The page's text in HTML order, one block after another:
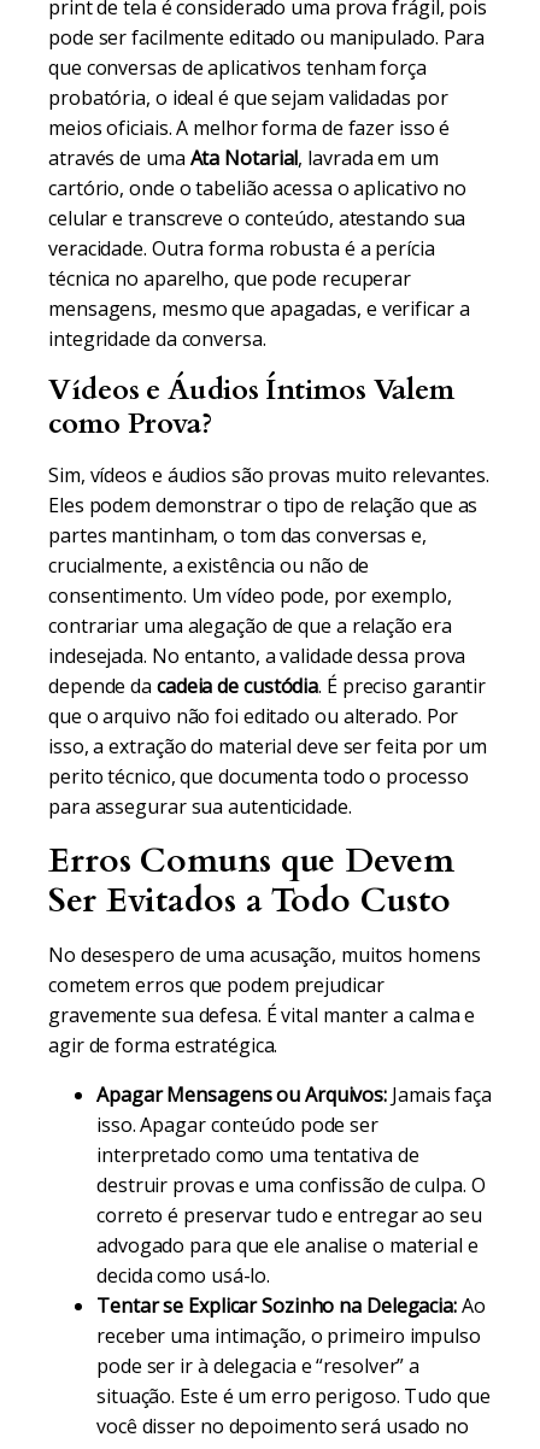
print de tela é considerado uma prova frágil, pois
pode ser facilmente editado ou manipulado. Para
que conversas de aplicativos tenham força
probatória, o ideal é que sejam validadas por
meios oficiais. A melhor forma de fazer isso é
através de uma Ata Notarial, lavrada em um
cartório, onde o tabelião acessa o aplicativo no
celular e transcreve o conteúdo, atestando sua
veracidade. Outra forma robusta é a perícia
técnica no aparelho, que pode recuperar
mensagens, mesmo que apagadas, e verificar a
integridade da conversa.
Vídeos e Áudios Íntimos Valem
como Prova?
Sim, vídeos e áudios são provas muito relevantes.
Eles podem demonstrar o tipo de relação que as
partes mantinham, o tom das conversas e,
crucialmente, a existência ou não de
consentimento. Um vídeo pode, por exemplo,
contrariar uma alegação de que a relação era
indesejada. No entanto, a validade dessa prova
depende da cadeia de custódia. É preciso garantir
que o arquivo não foi editado ou alterado. Por
isso, a extração do material deve ser feita por um
perito técnico, que documenta todo o processo
para assegurar sua autenticidade.
Erros Comuns que Devem
Ser Evitados a Todo Custo
No desespero de uma acusação, muitos homens
cometem erros que podem prejudicar
gravemente sua defesa. É vital manter a calma e
agir de forma estratégica.
Apagar Mensagens ou Arquivos: Jamais faça
isso. Apagar conteúdo pode ser
interpretado como uma tentativa de
destruir provas e uma confissão de culpa. O
correto é preservar tudo e entregar ao seu
advogado para que ele analise o material e
decida como usá-lo.
Tentar se Explicar Sozinho na Delegacia:Ao
receber uma intimação, o primeiro impulso
pode ser ir à delegacia e “resolver” a
situação. Este é um erro perigoso. Tudo que
você disser no depoimento será usado no